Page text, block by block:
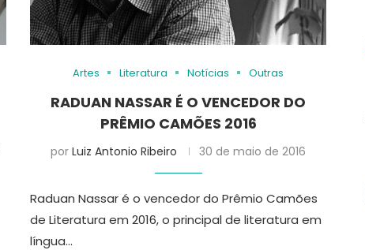
Artes Literatura Notícias Outras
RADUAN NASSAR É O VENCEDOR DO
PRÊMIO CAMÕES 2016
porLuiz Antonio Ribeiro 30 de maio de 2016
Raduan Nassar é o vencedor do Prêmio Camões
de Literatura em 2016, o principal de literatura em
língua…